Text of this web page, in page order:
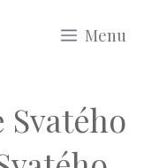
Menu